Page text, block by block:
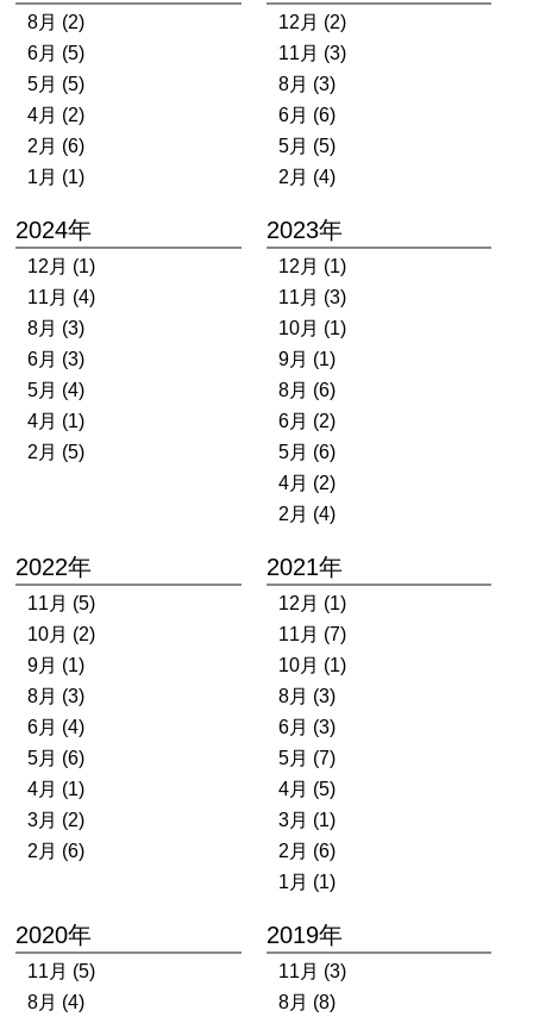
8月 (2)
6月 (5)
5月 (5)
4月 (2)
2月 (6)
1月 (1)
12月 (2)
11月 (3)
8月 (3)
6月 (6)
5月 (5)
2月 (4)
2024年
12月 (1)
11月 (4)
8月 (3)
6月 (3)
5月 (4)
4月 (1)
2月 (5)
2023年
12月 (1)
11月 (3)
10月 (1)
9月 (1)
8月 (6)
6月 (2)
5月 (6)
4月 (2)
2月 (4)
2022年
11月 (5)
10月 (2)
9月 (1)
8月 (3)
6月 (4)
5月 (6)
4月 (1)
3月 (2)
2月 (6)
2021年
12月 (1)
11月 (7)
10月 (1)
8月 (3)
6月 (3)
5月 (7)
4月 (5)
3月 (1)
2月 (6)
1月 (1)
2020年
11月 (5)
8月 (4)
2019年
11月 (3)
8月 (8)